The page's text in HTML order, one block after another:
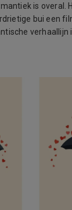
is overal.
bui een
verhaallijn